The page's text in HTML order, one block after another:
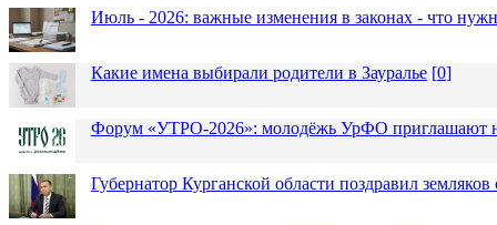
Июль - 2026: важные изменения в законах - что
Какие имена выбирали родители в Зауралье [0]
Форум «УТРО-2026»: молодёжь УрФО приглашают
Губернатор Курганской области поздравил